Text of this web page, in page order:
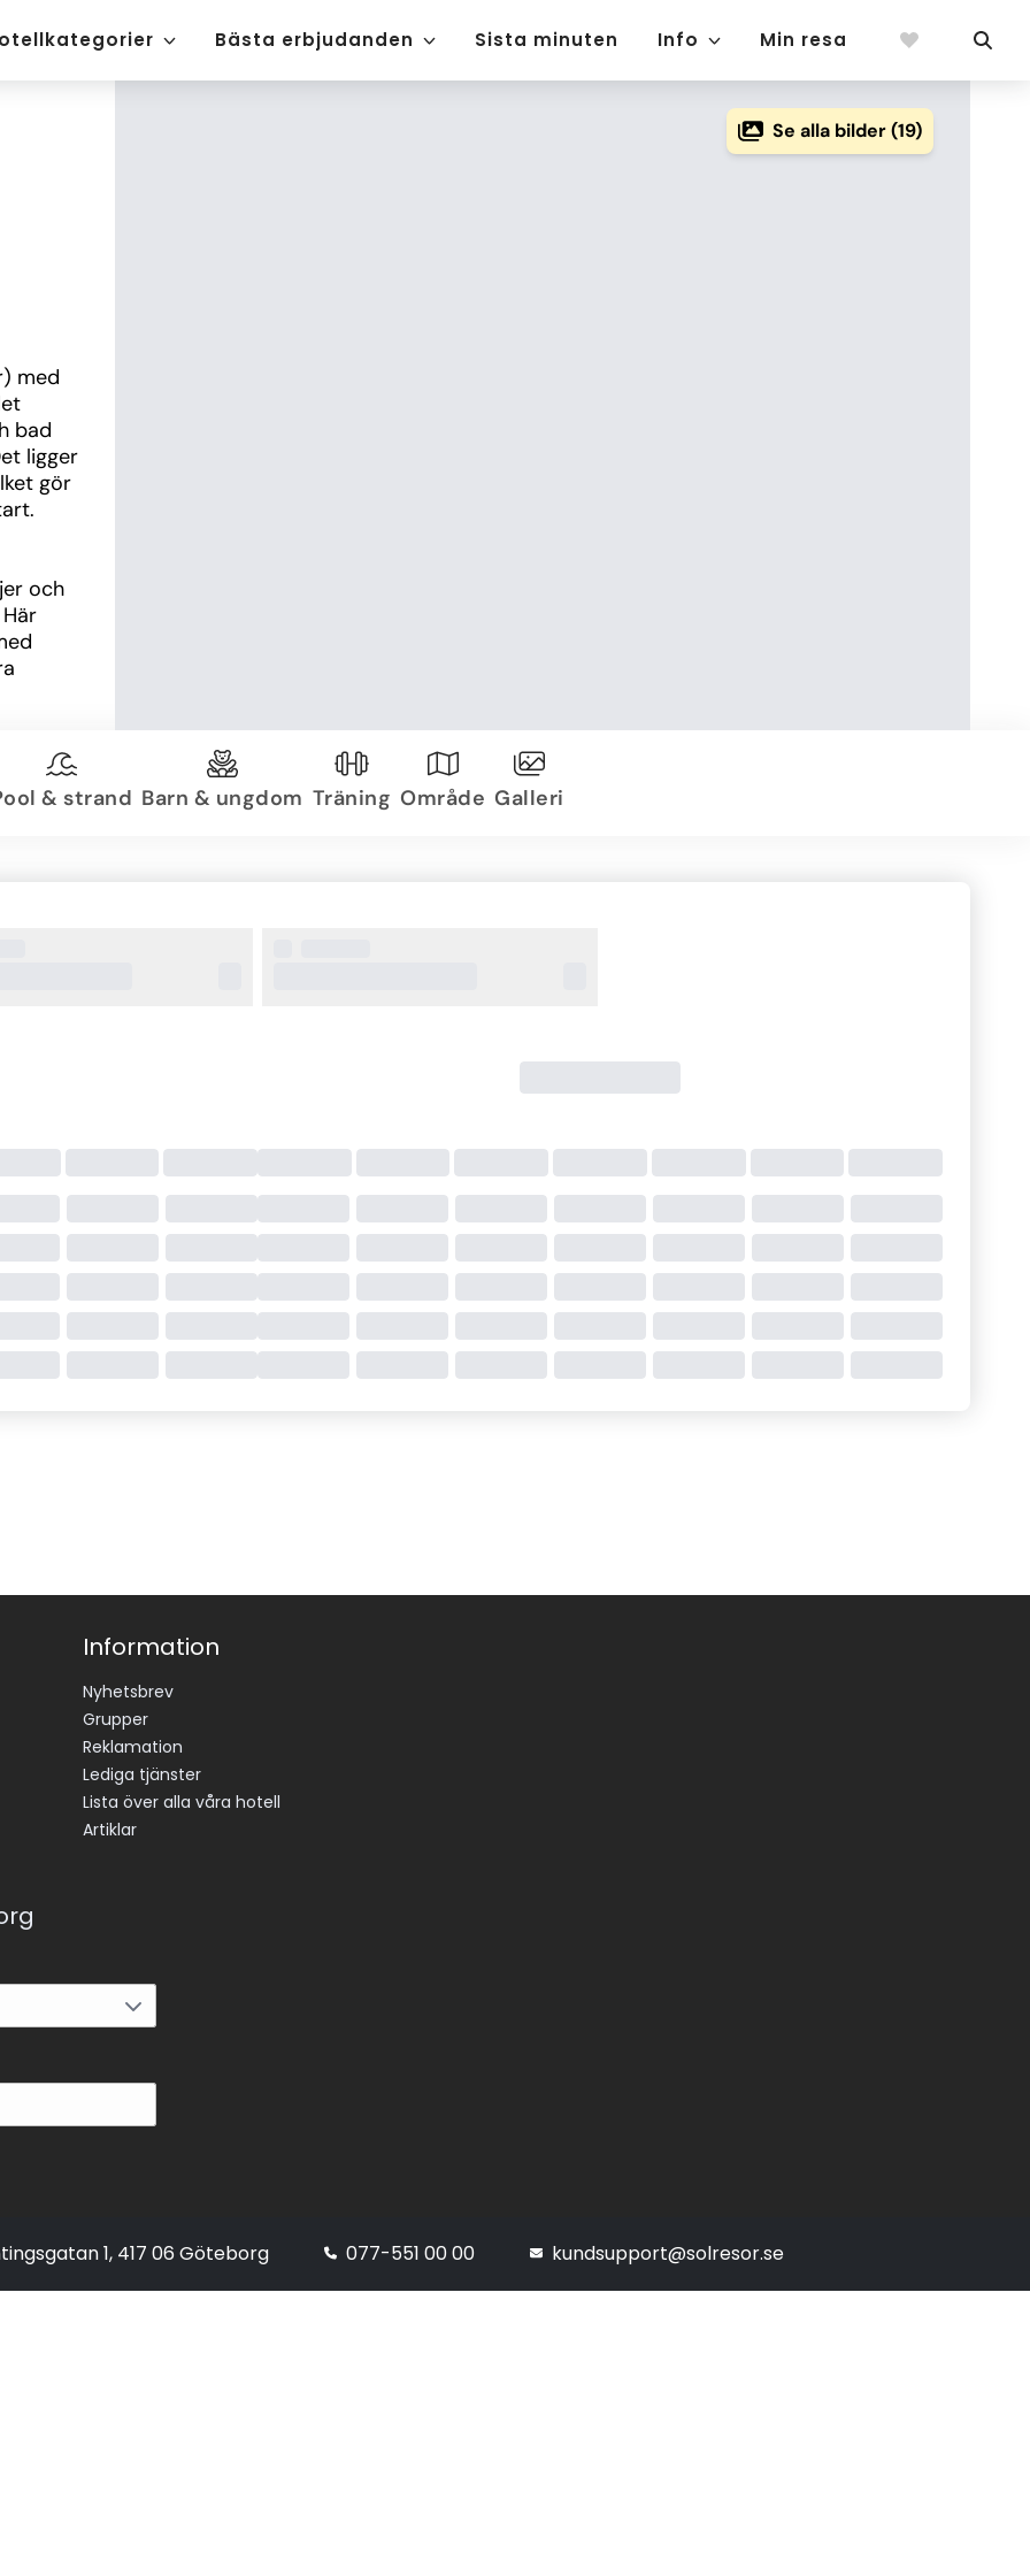
Bästa erbjudanden Sista minuten Info Min resa
med
bad
ligger
gör
och
det
Se alla bilder (19)
& strand Barn & ungdom Träning Område Galleri
Information
Nyhetsbrev
Grupper
Reklamation
Lediga tjänster
Lista över alla våra hotell
Artiklar
1, 417 06 Göteborg 077-551 00 00 kundsupport@solresor.se